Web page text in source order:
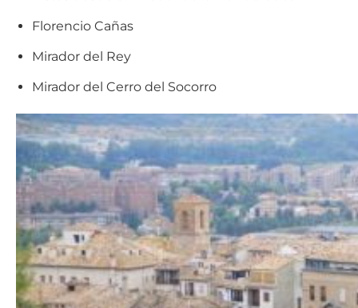
Florencio Cañas
Mirador del Rey
Mirador del Cerro del Socorro